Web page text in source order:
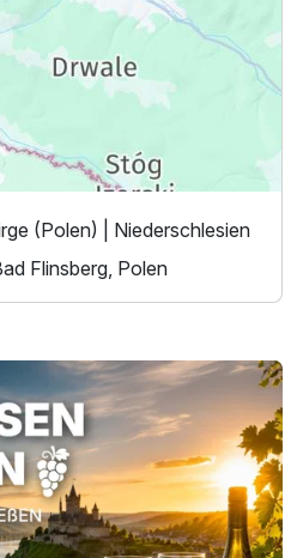
(Polen) | Niederschlesien
Flinsberg, Polen